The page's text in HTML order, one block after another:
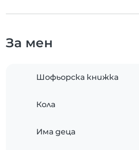
За мен
Шофьорска книжка
Кола
Има деца